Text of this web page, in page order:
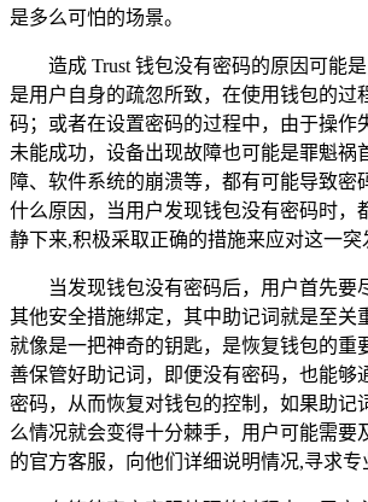
是多么可怕的场景。
造成 Trust 钱包没有密码的原因可能
是用户自身的疏忽所致，在使用钱包的过
码；或者在设置密码的过程中，由于操作
未能成功，设备出现故障也可能是罪魁祸
障、软件系统的崩溃等，都有可能导致密
什么原因，当用户发现钱包没有密码时，
静下来,积极采取正确的措施来应对这一突
当发现钱包没有密码后，用户首先要
其他安全措施绑定，其中助记词就是至关
就像是一把神奇的钥匙，是恢复钱包的重
善保管好助记词，即便没有密码，也能够
密码，从而恢复对钱包的控制，如果助记
么情况就会变得十分棘手，用户可能需要
的官方客服，向他们详细说明情况,寻求专